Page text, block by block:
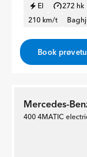
El 272 hk
210 km/t
Book
Mercedes-
400 4MATIC